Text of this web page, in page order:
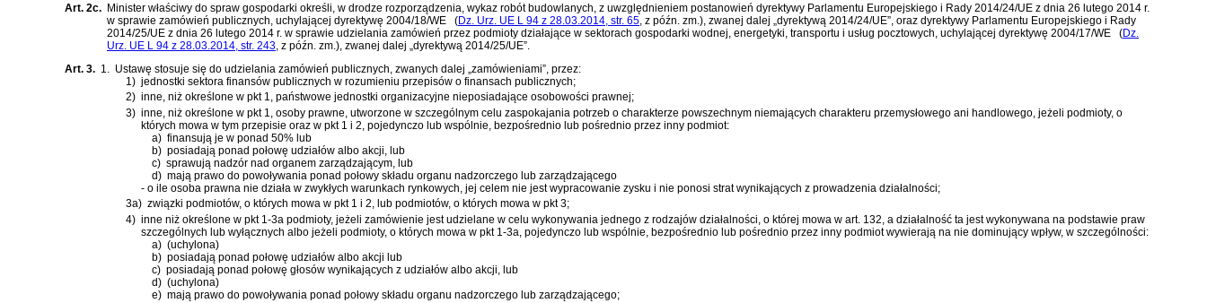
Art. 2c. Minister właściwy do spraw gospodarki określi, w drodze rozporządzenia, wykaz robót budowlanych, z uwzględnieniem postanowień dyrektywy Parlamentu Europejskiego i Rady 2014/24/UE z dnia 26 lutego 2014 r.
w sprawie zamówień publicznych, uchylającej dyrektywę 2004/18/WE
(Dz. Urz. UE L 94 z 28.03.2014, str. 65 , z późn. zm.) , zwanej dalej „dyrektywą 2014/24/UE”, oraz dyrektywy Parlamentu Europejskiego i Rady
2014/25/UE z dnia 26 lutego 2014 r. w sprawie udzielania zamówień przez podmioty działające w sektorach gospodarki wodnej, energetyki, transportu i usług pocztowych, uchylającej dyrektywę 2004/17/WE
(Dz.
Urz. UE L 94 z 28.03.2014, str. 243 , z późn. zm.) , zwanej dalej „dyrektywą 2014/25/UE”.
Art. 3. 1.
Ustawę stosuje się do udzielania zamówień publicznych, zwanych dalej „zamówieniami”, przez:
1) jednostki sektora finansów publicznych w rozumieniu przepisów o finansach publicznych;
2) inne, niż określone w pkt 1, państwowe jednostki organizacyjne nieposiadające osobowości prawnej;
3) inne, niż określone w pkt 1, osoby prawne, utworzone w szczególnym celu zaspokajania potrzeb o charakterze powszechnym niemających charakteru przemysłowego ani handlowego, jeżeli podmioty, o
których mowa w tym przepisie oraz w pkt 1 i 2, pojedynczo lub wspólnie, bezpośrednio lub pośrednio przez inny podmiot:
a) finansują je w ponad 50% lub
b) posiadają ponad połowę udziałów albo akcji, lub
c) sprawują nadzór nad organem zarządzającym, lub
d) mają prawo do powoływania ponad połowy składu organu nadzorczego lub zarządzającego
- o ile osoba prawna nie działa w zwykłych warunkach rynkowych, jej celem nie jest wypracowanie zysku i nie ponosi strat wynikających z prowadzenia działalności;
3a) związki podmiotów, o których mowa w pkt 1 i 2, lub podmiotów, o których mowa w pkt 3;
4) inne niż określone w pkt 1-3a podmioty, jeżeli zamówienie jest udzielane w celu wykonywania jednego z rodzajów działalności, o której mowa w art. 132, a działalność ta jest wykonywana na podstawie praw
szczególnych lub wyłącznych albo jeżeli podmioty, o których mowa w pkt 1-3a, pojedynczo lub wspólnie, bezpośrednio lub pośrednio przez inny podmiot wywierają na nie dominujący wpływ, w szczególności:
a) (uchylona)
b) posiadają ponad połowę udziałów albo akcji lub
c) posiadają ponad połowę głosów wynikających z udziałów albo akcji, lub
d) (uchylona)
e) mają prawo do powoływania ponad połowy składu organu nadzorczego lub zarządzającego;